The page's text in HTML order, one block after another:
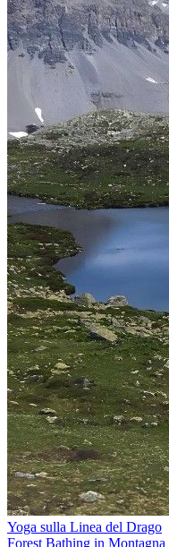
Yoga sulla Linea del Drago
Forest Bathing in Montagna